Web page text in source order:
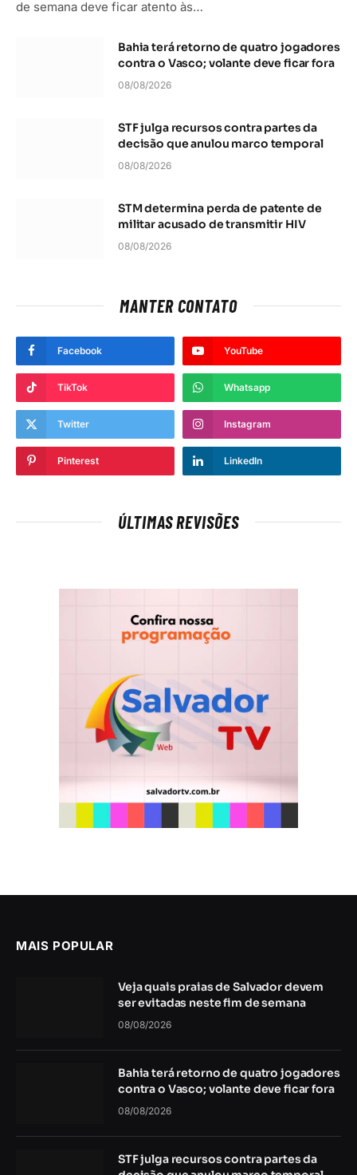
de semana deve ficar atento às…
Bahia terá retorno de quatro jogadores
contra o Vasco; volante deve ficar fora
08/08/2026
STF julga recursos contra partes da
decisão que anulou marco temporal
08/08/2026
STM determina perda de patente de
militar acusado de transmitir HIV
08/08/2026
MANTER CONTATO
Facebook YouTube
TikTok Whatsapp
Twitter Instagram
Pinterest LinkedIn
ÚLTIMAS REVISÕES
MAIS POPULAR
Veja quais praias de Salvador devem
ser evitadas neste fim de semana
08/08/2026
Bahia terá retorno de quatro jogadores
contra o Vasco; volante deve ficar fora
08/08/2026
STF julga recursos contra partes da